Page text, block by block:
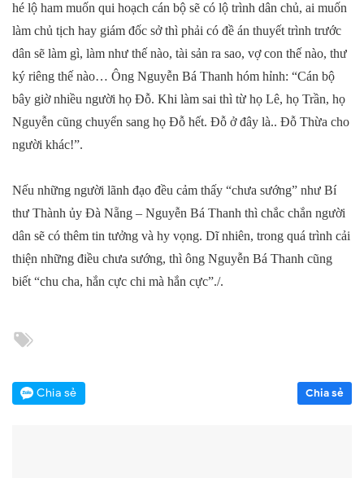
hé lộ ham muốn qui hoạch cán bộ sẽ có lộ trình dân chủ, ai muốn
làm chủ tịch hay giám đốc sở thì phải có đề án thuyết trình trước
dân sẽ làm gì, làm như thế nào, tài sản ra sao, vợ con thế nào, thư
ký riêng thế nào… Ông Nguyễn Bá Thanh hóm hỉnh: “Cán bộ
bây giờ nhiều người họ Đỗ. Khi làm sai thì từ họ Lê, họ Trần, họ
Nguyễn cũng chuyển sang họ Đỗ hết. Đỗ ở đây là.. Đỗ Thừa cho
người khác!”.
Nếu những người lãnh đạo đều cảm thấy “chưa sướng” như Bí
thư Thành ủy Đà Nẵng – Nguyễn Bá Thanh thì chắc chắn người
dân sẽ có thêm tin tưởng và hy vọng. Dĩ nhiên, trong quá trình cải
thiện những điều chưa sướng, thì ông Nguyễn Bá Thanh cũng
biết “chu cha, hắn cực chi mà hắn cực”./.
Chia sẻ Chia sẻ